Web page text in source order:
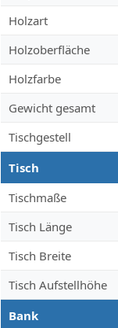
Holzart
Holzoberfläche
Holzfarbe
Gewicht gesamt
Tischgestell
Tisch
Tischmaße
Tisch Länge
Tisch Breite
Tisch Aufstellhöhe
Bank